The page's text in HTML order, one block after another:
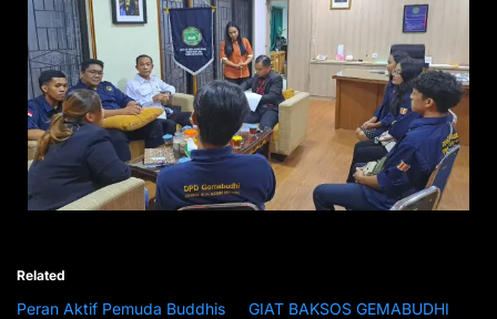
Related
Peran Aktif Pemuda Buddhis
GIAT BAKSOS GEMABUDHI